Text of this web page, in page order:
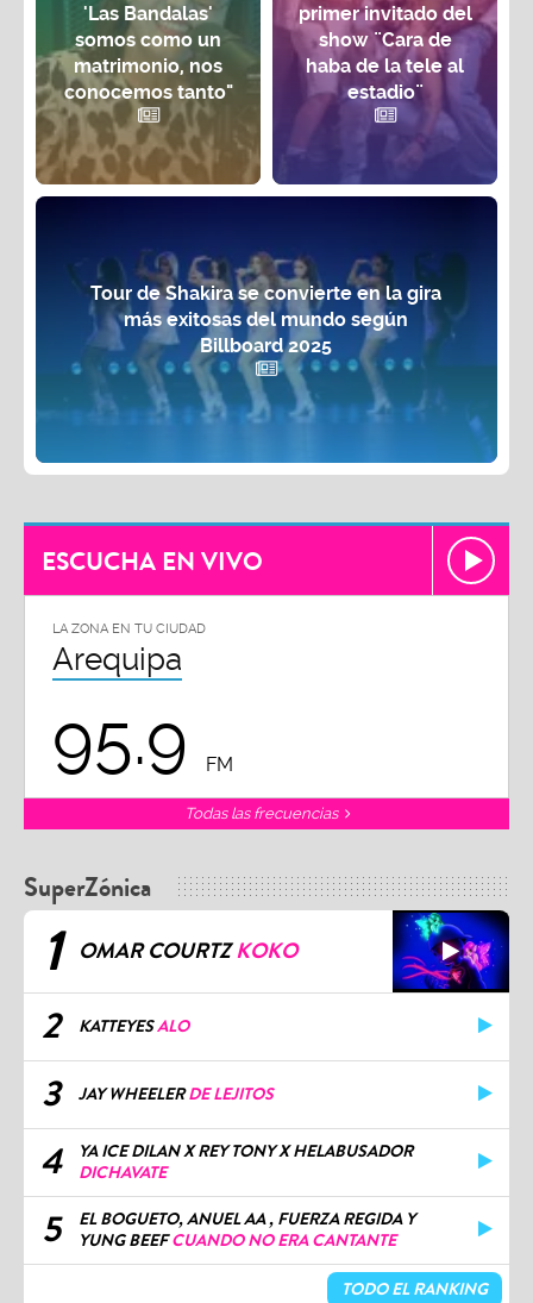
'Las Bandalas'
somos como un
matrimonio, nos
conocemos tanto"
primer invitado del
show ¨Cara de
haba de la tele al
estadio¨
Tour de Shakira se convierte en la gira
más exitosas del mundo según
Billboard 2025
ESCUCHA EN VIVO
LA ZONA EN TU CIUDAD
Arequipa
95.9 FM
Todas las frecuencias
SuperZónica
1 OMAR COURTZKOKO
2 KATTEYESALO
3 JAY WHEELERDE LEJITOS
4
YA ICE DILAN X REY TONY X HELABUSADOR
DICHAVATE
5
EL BOGUETO, ANUEL AA , FUERZA REGIDA Y
YUNG BEEFCUANDO NO ERA CANTANTE
TODO EL RANKING